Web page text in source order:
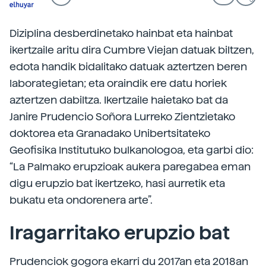
Diziplina desberdinetako hainbat eta hainbat
ikertzaile aritu dira Cumbre Viejan datuak biltzen,
edota handik bidalitako datuak aztertzen beren
laborategietan; eta oraindik ere datu horiek
aztertzen dabiltza. Ikertzaile haietako bat da
Janire Prudencio Soñora Lurreko Zientzietako
doktorea eta Granadako Unibertsitateko
Geofisika Institutuko bulkanologoa, eta garbi dio:
“La Palmako erupzioak aukera paregabea eman
digu erupzio bat ikertzeko, hasi aurretik eta
bukatu eta ondorenera arte”.
Iragarritako erupzio bat
Prudenciok gogora ekarri du 2017an eta 2018an